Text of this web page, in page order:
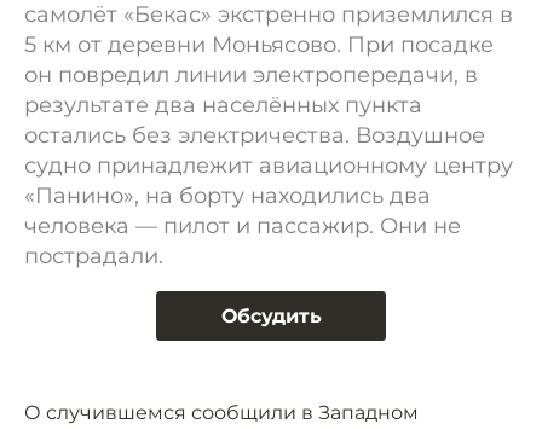
самолёт «Бекас» экстренно приземлился в
5 км от деревни Моньясово. При посадке
он повредил линии электропередачи, в
результате два населённых пункта
остались без электричества. Воздушное
судно принадлежит авиационному центру
«Панино», на борту находились два
человека — пилот и пассажир. Они не
пострадали.
Обсудить
О случившемся сообщили в Западном